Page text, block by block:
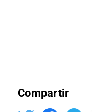
Compartir